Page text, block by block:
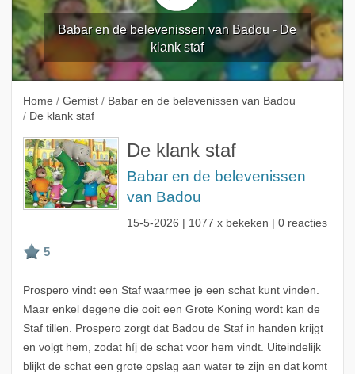
Babar en de belevenissen van Badou - De
klank staf
Home / Gemist / Babar en de belevenissen van Badou
/ De klank staf
De klank staf
Babar en de belevenissen
van Badou
15-5-2026 | 1077 x bekeken | 0 reacties
Prospero vindt een Staf waarmee je een schat kunt vinden.
Maar enkel degene die ooit een Grote Koning wordt kan de
Staf tillen. Prospero zorgt dat Badou de Staf in handen krijgt
en volgt hem, zodat híj de schat voor hem vindt. Uiteindelijk
blijkt de schat een grote opslag aan water te zijn en dat komt